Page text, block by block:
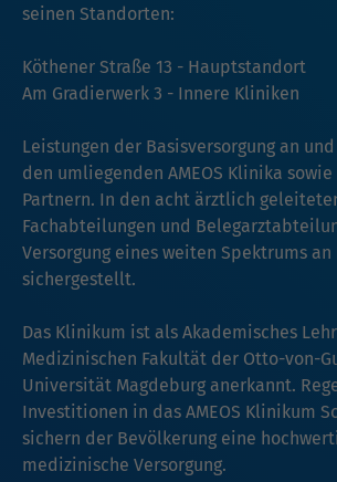
seinen Standorten:
Köthener Straße 13 - Hauptstandort
Am Gradierwerk 3 - Innere Kliniken
Leistungen der Basisversorgung an
den umliegenden AMEOS Klinika
Partnern. In den acht ärztlich
Fachabteilungen und
Versorgung eines weiten Spektrums an
sichergestellt.
Das Klinikum ist als Akademisches
Medizinischen Fakultät der Otto-von-
Universität Magdeburg anerkannt.
Investitionen in das AMEOS Klinikum
sichern der Bevölkerung eine
medizinische Versorgung.